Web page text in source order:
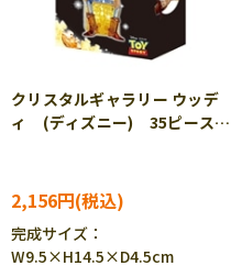
クリスタルギャラリー ウッデ
ィ (ディズニー) 35ピース
2,156円
完成サイズ：
W9.5×H14.5×D4.5cm